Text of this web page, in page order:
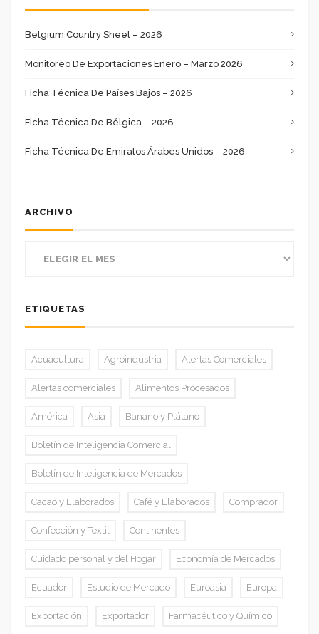
Belgium Country Sheet – 2026
Monitoreo De Exportaciones Enero – Marzo 2026
Ficha Técnica De Países Bajos – 2026
Ficha Técnica De Bélgica – 2026
Ficha Técnica De Emiratos Árabes Unidos – 2026
ARCHIVO
ETIQUETAS
Acuacultura Agroindustria Alertas Comerciales
Alertas comerciales Alimentos Procesados
América Asia Banano y Plátano
Boletín de Inteligencia Comercial
Boletín de Inteligencia de Mercados
Cacao y Elaborados Café y Elaborados Comprador
Confección y Textil Continentes
Cuidado personal y del Hogar Economía de Mercados
Ecuador Estudio de Mercado Euroasia Europa
Exportación Exportador Farmacéutico y Químico